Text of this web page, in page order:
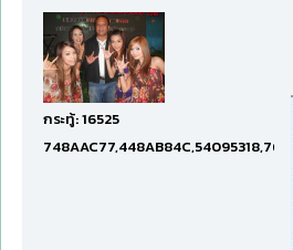
กระทู้: 16525